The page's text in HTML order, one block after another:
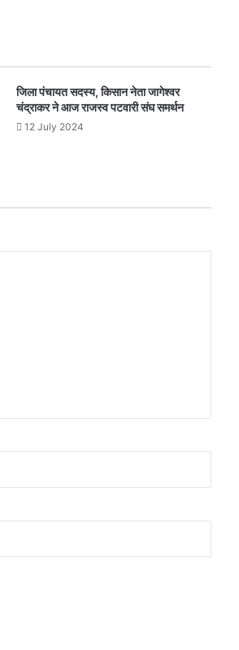
जिला पंचायत सदस्य, किसान नेता जागेश्वर
चंद्राकर ने आज राजस्व पटवारी संघ समर्थन
12 July 2024